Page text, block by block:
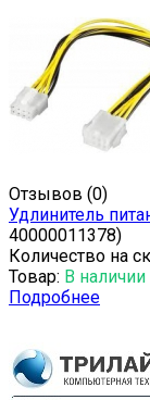
Отзывов (0)
Удлинитель
40000011378)
Количество на
Товар: В наличии
Подробнее